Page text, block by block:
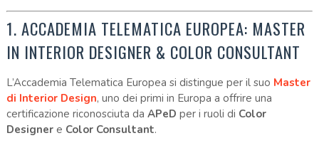
1. ACCADEMIA TELEMATICA EUROPEA: MASTER
IN INTERIOR DESIGNER & COLOR CONSULTANT
L’Accademia Telematica Europea si distingue per il suo Master
di Interior Design, uno dei primi in Europa a offrire una
certificazione riconosciuta da APeD per i ruoli di Color
Designer e Color Consultant.